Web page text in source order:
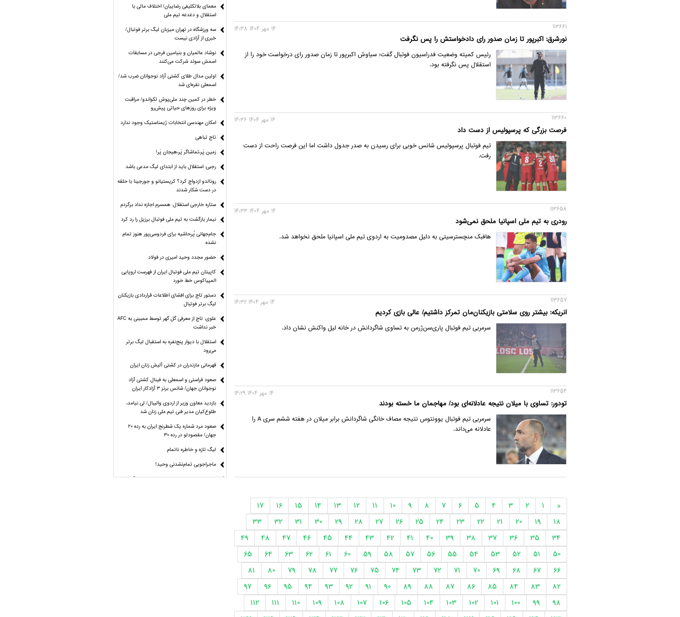
113661
نورشرق: اکبرپور تا زمان صدور رای دادخواستش را پس نگرفت
14 مهر 1404 14:38
رئیس کمیته وضعیت فدراسیون فوتبال گفت: سیاوش اکبرپور تا زمان صدور رای درخواست خود را از
استقلال پس نگرفته بود.
113660
فرصت بزرگی که پرسپولیس از دست داد
14 مهر 1404 14:36
تیم فوتبال پرسپولیس شانس خوبی برای رسیدن به صدر جدول داشت اما این فرصت راحت از دست
رفت.
113658
رودری به تیم ملی اسپانیا ملحق نمی‌شود
14 مهر 1404 14:33
هافبک منچسترسیتی به دلیل مصدومیت به اردوی تیم ملی اسپانیا ملحق نخواهد شد.
113657
انریکه: بیشتر روی سلامتی بازیکنان‌مان تمرکز داشتیم/ عالی بازی کردیم
14 مهر 1404 14:32
سرمربی تیم فوتبال پاری‌سن‌ژرمن به تساوی شاگردانش در خانه لیل واکنش نشان داد.
113654
تودور: تساوی با میلان نتیجه عادلانه‌ای بود/ مهاجمان ما خسته بودند
14 مهر 1404 14:29
سرمربی تیم فوتبال یوونتوس نتیجه مصاف خانگی شاگردانش برابر میلان در هفته ششم سری A را
عادلانه می‌داند.
«
1
2
3
4
5
6
7
8
9
10
11
12
13
14
15
16
17
18
19
20
21
22
23
24
25
26
27
28
29
30
31
32
33
34
35
36
37
38
39
40
41
42
43
44
45
46
47
48
49
50
51
52
53
54
55
56
57
58
59
60
61
62
63
64
65
66
67
68
69
70
71
72
73
74
75
76
77
78
79
80
81
82
83
84
85
86
87
88
89
90
91
92
93
94
95
96
97
98
99
100
101
102
103
104
105
106
107
108
109
110
111
112
معمای بلاتکلیفی رضاییان/ اختلاف مالی با
استقلال و دغدغه تیم ملی
سه ورزشگاه در تهران میزبان لیگ برتر فوتبال/
خبری از آزادی نیست
نوشاد عالمیان و بنیامین فرجی در مسابقات
اسمش سوئد شرکت می‌کنند
اولین مدال طلای کشتی آزاد نوجوانان ضرب شد/
اسمعلی نقره‌ای شد
خطر در کمین چند ملی‌پوش تکواندو/ مراقبت
ویژه برای روزهای حیاتی پیش‌رو
امکان مهندسی انتخابات ژیمناستیک وجود ندارد
تاج تباهی
زمین پَر،تماشاگر پَر،هیجان پَر!
رجبی: استقلال باید از ابتدای لیگ مدعی باشد
رونالدو ازدواج کرد؟ کریستیانو و جورجینا با حلقه
در دست شکار شدند
ستاره خارجی استقلال: همسرم اجازه نداد برگردم
نیمار بازگشت به تیم ملی فوتبال برزیل را رد کرد
جام‌جهانی پُرحاشیه برای فردوسی‌پور هنوز تمام
نشده
حضور مجدد وحید امیری در فولاد
کاپیتان تیم ملی فوتبال ایران از فهرست اروپایی
المپیاکوس خط خورد
دستور تاج برای افشای اطلاعات قراردادی بازیکنان
لیگ برتر فوتبال
علوی: تاج از معرفی گل گهر توسط ممبینی به AFC
خبر نداشت
استقلال با دیوار پنج‌نفره به استقبال لیگ برتر
می‌رود
قهرمانی مازندران در کشتی آلیش زنان ایران
صعود فراستی و اسمعلی به فینال کشتی آزاد
نوجوانان جهان/ شانس برنز ۳ آزادکار ایران
بازدید معاون وزیر از اردوی والیبال/ لی نیامد،
طلوع‌کیان مدیر فنی تیم ملی زنان شد
صعود مرد شماره یک شطرنج ایران به رده ۲۰
جهان/ مقصودلو در رده ۳۰
لیگ تازه و خاطره ناتمام
ماجراجویی تمام‌نشدنی وحید!
مراغه چیان: استقلال هنوز با ترکیب ایده‌آل فاصله